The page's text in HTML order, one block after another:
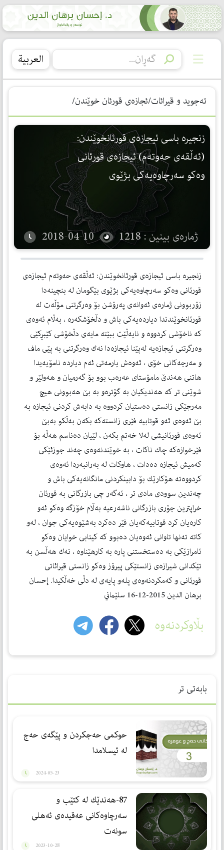
العربیة
تەجوید و قیرائات/ئجازەی قورئان خوێندن/
زنجیره‌ باسی ئیجازه‌ی قورئانخوێندن:
(ئه‌ڵقه‌ی حه‌وته‌م) ئیجازه‌ی قورئانی
وه‌كو سه‌رچاوه‌یه‌كی بژێوی
ژمارەی بینین : 1218 2018-04-10
زنجیره‌ باسی ئیجازه‌ی قورئانخوێندن: ئه‌ڵقه‌ی حه‌وته‌م ئیجازه‌ی
قورئانی وه‌كو سه‌رچاوه‌یه‌كی بژێوی بێگومان له‌ بنچینه‌دا
زۆربوونی ژماره‌ی ئه‌وانه‌ی په‌رۆشن بۆ وه‌رگرتنی مۆڵه‌ت له‌
قورئانخوێندندا دیارده‌یه‌كی باش و دڵخۆشكه‌ره‌ ، به‌ڵام ئه‌وه‌ی
كه‌ ناخۆشی كردووه‌ و نایه‌ڵێت ببێته‌ مایه‌ی دڵخۆشی كێبڕكێی
وه‌رگرتنی ئیجازه‌یه‌ له‌پێنا ئیجازه‌دا نه‌ك وه‌رگرتنی به‌ پێی ماف
و مه‌رجه‌كانی خۆی ، ئه‌وه‌ش یارمه‌تی ئه‌م دیارده‌ نامۆیه‌یدا
هاتنی هه‌ندێ مامۆستای عه‌ره‌ب بوو بۆ گه‌رمیان و هه‌ولێر و
شوێنی تر كه‌ هه‌ندیكیان به‌ گۆتره‌و به‌ بێ هه‌بوونی هیچ
مه‌رجێكی زانستی ده‌ستیان كردووه‌ به‌ دابه‌ش كردنی ئیجازه‌ به‌
بێ ئه‌وه‌ی ئه‌و قوتابیه‌ فێری زانسته‌كه‌ بكه‌ن به‌ڵكو به‌بێ
ئه‌وه‌ی قورئانیشی له‌لا خه‌تم بكه‌ن ، لێیان ده‌ناسم هه‌ڵه‌ بۆ
فێرخوازه‌كه‌ چاك ناكات ، به‌ خوێندنه‌وه‌ی چه‌ند جوزئێكی
كه‌میش ئیجازه‌ ده‌دات ، هاوكات له‌ به‌رانبه‌ردا ئه‌وه‌ی
كردووه‌ته‌ هۆكارێك بۆ دابینكردنی مانگانه‌یه‌كی باش و
چه‌ندین سوودی مادی تر ، ئه‌گه‌ر چی بازرگانی به‌ قورئان
خراپترین جۆری بازرگانی ناشه‌رعیه‌ به‌ڵام خۆزگه‌ وه‌كو ئه‌و
كاره‌یان كرد قوتابیه‌كه‌یان فێر ده‌كرد به‌شێوه‌یه‌كی جوان ، له‌و
كاته‌ ته‌نها تاوانی ئه‌وه‌یان ده‌بوو كه‌ كیتابی خوایان وه‌كو
ئامرازێكی به‌ ده‌ستخستنی پاره‌ به‌ كارهێناوه‌ ، نه‌ك هه‌ڵسن به‌
تێكدانی شیرازه‌ی زانستێكی پیرۆز وه‌كو زانستی قیرائاتی
قورئانی و كه‌مكردنه‌وه‌ی پله‌و پایه‌ی له‌ دڵی خه‌ڵكیدا. إحسان
برهان الدین 2015-12-16 سلێماني
بڵاوکردنەوە
بابەتی تر
حوكمی حەجكردن و پێگەی حەج
لە ئیسلامدا
2024-05-23
87-هەندێك لە كتێب و
سەرچاوەكانی عەقیدەی ئەهلی
سونەت
2023-10-28